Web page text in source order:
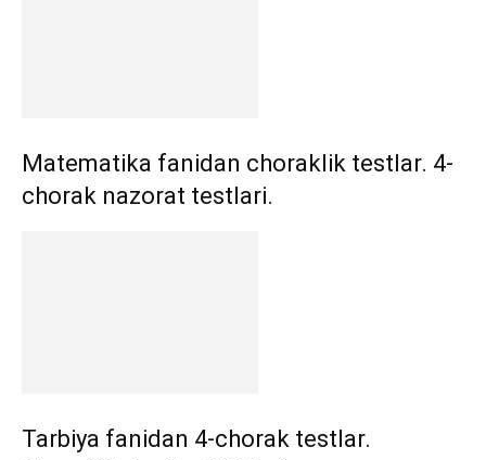
Matematika fanidan choraklik testlar. 4-
chorak nazorat testlari.
Tarbiya fanidan 4-chorak testlar.